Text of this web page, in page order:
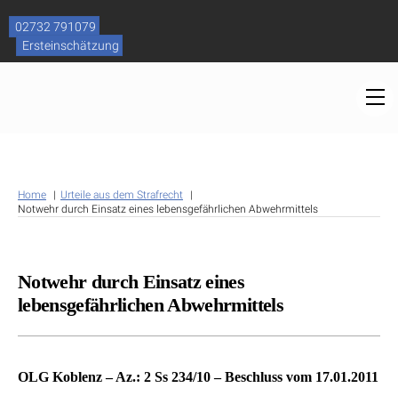
content
02732 791079
Ersteinschätzung
Home
Urteile aus dem Strafrecht
Notwehr durch Einsatz eines lebensgefährlichen Abwehrmittels
Notwehr durch Einsatz eines
lebensgefährlichen Abwehrmittels
OLG Koblenz – Az.: 2 Ss 234/10 – Beschluss vom 17.01.2011